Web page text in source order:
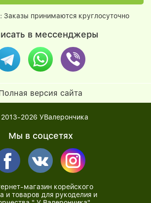
Заказы принимаются круглосуточно
в мессенджеры
версия сайта
2026 УВалерончика
Мы в соцсетях
магазин корейского
и товаров для рукоделия и